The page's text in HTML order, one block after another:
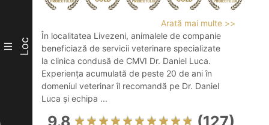
III Loc
Arată mai multe >>
În localitatea Livezeni, animalele de companie
beneficiază de servicii veterinare specializate
la clinica condusă de CMVI Dr. Daniel Luca.
Experiența acumulată de peste 20 de ani în
domeniul veterinar îl recomandă pe Dr. Daniel
Luca și echipa ...
9.8 (127)